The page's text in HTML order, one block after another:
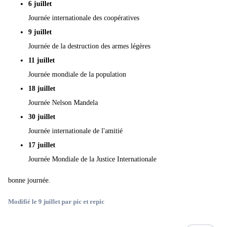
6 juillet
Journée internationale des coopératives
9 juillet
Journée de la destruction des armes légères
11 juillet
Journée mondiale de la population
18 juillet
Journée Nelson Mandela
30 juillet
Journée internationale de l'amitié
17 juillet
Journée Mondiale de la Justice Internationale
bonne journée.
Modifié le 9 juillet par pic et repic